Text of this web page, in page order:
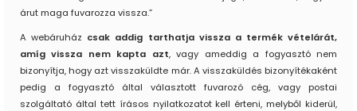
árut maga fuvarozza vissza.”
A webáruház csak addig tarthatja vissza a termék vételárát,
amíg vissza nem kapta azt, vagy ameddig a fogyasztó nem
bizonyítja, hogy azt visszaküldte már. A visszaküldés bizonyítékaként
pedig a fogyasztó által választott fuvarozó cég, vagy postai
szolgáltató által tett írásos nyilatkozatot kell érteni, melyből kiderül,